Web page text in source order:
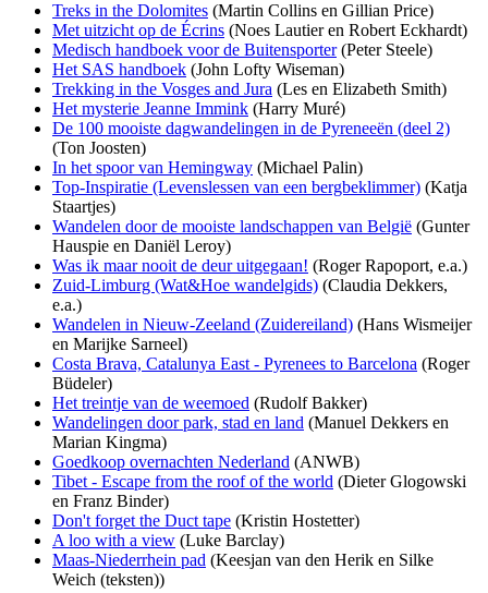
Treks in the Dolomites (Martin Collins en Gillian Price)
Met uitzicht op de Écrins (Noes Lautier en Robert Eckhardt)
Medisch handboek voor de Buitensporter(Peter Steele)
Het SAS handboek (John Lofty Wiseman)
Trekking in the Vosges and Jura (Les en Elizabeth Smith)
Het mysterie Jeanne Immink (Harry Muré)
De 100 mooiste dagwandelingen in de Pyreneeën (deel 2)
(Ton Joosten)
In het spoor van Hemingway (Michael Palin)
Top-Inspiratie (Levenslessen van een bergbeklimmer) (Katja
Staartjes)
Wandelen door de mooiste landschappen van België (Gunter
Hauspie en Daniël Leroy)
Was ik maar nooit de deur uitgegaan! (Roger Rapoport, e.a.)
Zuid-Limburg (Wat&Hoe wandelgids) (Claudia Dekkers,
e.a.)
Wandelen in Nieuw-Zeeland (Zuidereiland) (Hans Wismeijer
en Marijke Sarneel)
Costa Brava, Catalunya East - Pyrenees to Barcelona (Roger
Büdeler)
Het treintje van de weemoed (Rudolf Bakker)
Wandelingen door park, stad en land (Manuel Dekkers en
Marian Kingma)
Goedkoop overnachten Nederland (ANWB)
Tibet - Escape from the roof of the world (Dieter Glogowski
en Franz Binder)
Don't forget the Duct tape (Kristin Hostetter)
A loo with a view (Luke Barclay)
Maas-Niederrhein pad (Keesjan van den Herik en Silke
Weich (teksten))